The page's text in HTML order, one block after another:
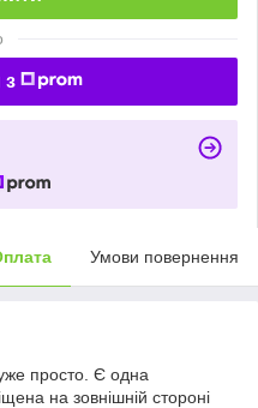
з
Умови повернення
просто. Є одна
на зовнішній стороні